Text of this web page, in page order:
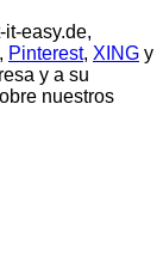
easy.de,
, Pinterest, XING y
y a su
nuestros